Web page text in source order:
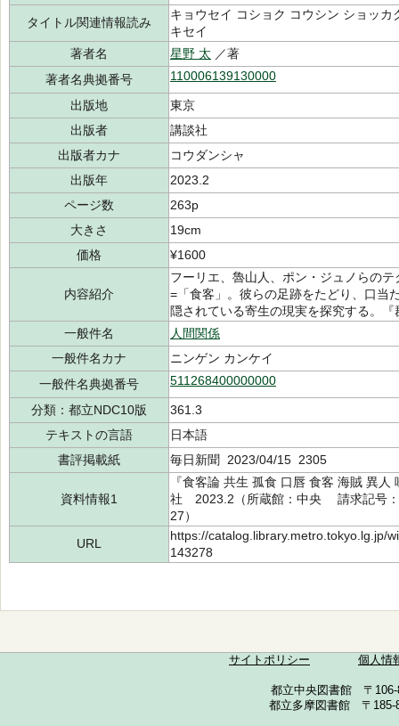
タイトル関連情報読み
キョウセイ コショク コウシン ショッ
キセイ
著者名
星野 太 ／著
著者名典拠番号
110006139130000
出版地
東京
出版者
講談社
出版者カナ
コウダンシャ
出版年
2023.2
ページ数
263p
大きさ
19cm
価格
¥1600
内容紹介
フーリエ、魯山人、ポン・ジュノらの
=「食客」。彼らの足跡をたどり、口当
隠されている寄生の現実を探究する。
一般件名
人間関係
一般件名カナ
ニンゲン カンケイ
一般件名典拠番号
511268400000000
分類：都立NDC10版
361.3
テキストの言語
日本語
書評掲載紙
毎日新聞 2023/04/15 2305
資料情報1
『食客論 共生 孤食 口唇 食客 海賊
社 2023.2（所蔵館：中央 請求記号
27）
URL
https://catalog.library.metro.tokyo.lg.jp/
143278
サイトポリシー 個人情
都立中央図書館 〒
都立多摩図書館 〒185-